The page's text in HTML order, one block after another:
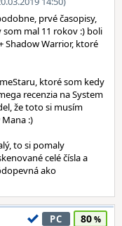
prvé časopisy,
som mal 11 rokov :) boli
Shadow Warrior, ktoré
ktoré som kedy
recenzia na System
že toto si musím
Mana :)
to si pomaly
celé čísla a
ako
PC 80